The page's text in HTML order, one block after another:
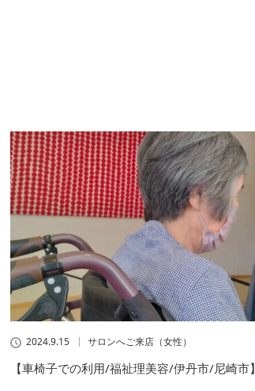
2024.9.15 サロンへご来店（女性）
【車椅子での利用/福祉理美容/伊丹市/尼崎市】